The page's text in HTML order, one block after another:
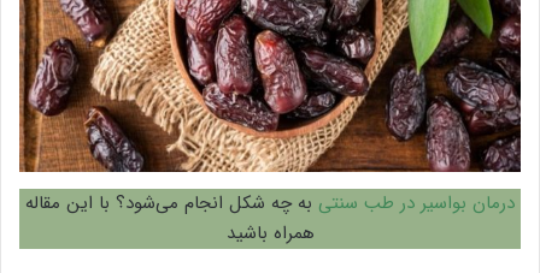
درمان بواسیر در طب سنتی به چه شکل انجام می‌شود؟ با این مقاله
همراه باشید